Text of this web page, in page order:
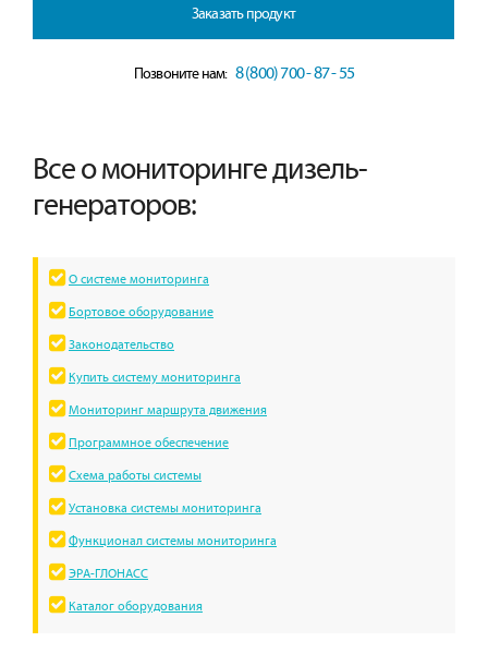
Заказать продукт
Позвоните нам: 8 (800) 700 - 87 - 55
Все о мониторинге дизель-
генераторов:
О системе мониторинга
Бортовое оборудование
Законодательство
Купить систему мониторинга
Мониторинг маршрута движения
Программное обеспечение
Схема работы системы
Установка системы мониторинга
Функционал системы мониторинга
ЭРА-ГЛОНАСС
Каталог оборудования